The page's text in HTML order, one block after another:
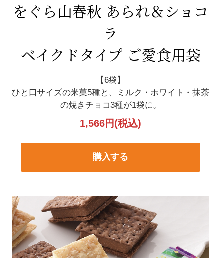
をぐら山春秋 あられ＆ショコ
ラ
ベイクドタイプ ご愛食用袋
【6袋】
ひと口サイズの米菓5種と、ミルク・ホワイト・抹茶
の焼きチョコ3種が1袋に。
1,566円(税込)
購入する